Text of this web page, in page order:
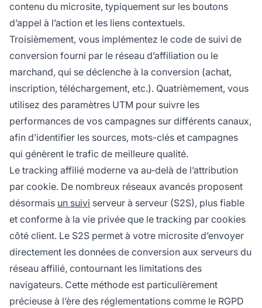
contenu du microsite, typiquement sur les boutons
d’appel à l’action et les liens contextuels.
Troisièmement, vous implémentez le code de suivi de
conversion fourni par le réseau d’affiliation ou le
marchand, qui se déclenche à la conversion (achat,
inscription, téléchargement, etc.). Quatrièmement, vous
utilisez des paramètres UTM pour suivre les
performances de vos campagnes sur différents canaux,
afin d’identifier les sources, mots-clés et campagnes
qui génèrent le trafic de meilleure qualité.
Le tracking affilié moderne va au-delà de l’attribution
par cookie. De nombreux réseaux avancés proposent
désormais un suivi serveur à serveur (S2S), plus fiable
et conforme à la vie privée que le tracking par cookies
côté client. Le S2S permet à votre microsite d’envoyer
directement les données de conversion aux serveurs du
réseau affilié, contournant les limitations des
navigateurs. Cette méthode est particulièrement
précieuse à l’ère des réglementations comme le RGPD